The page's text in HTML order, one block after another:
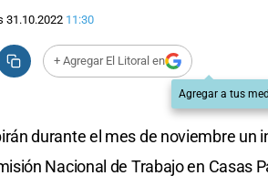
31.10.2022 11:30
+ Agregar El Litoral en
Agregar a tus
durante el mes de noviembre un
Nacional de Trabajo en Casas